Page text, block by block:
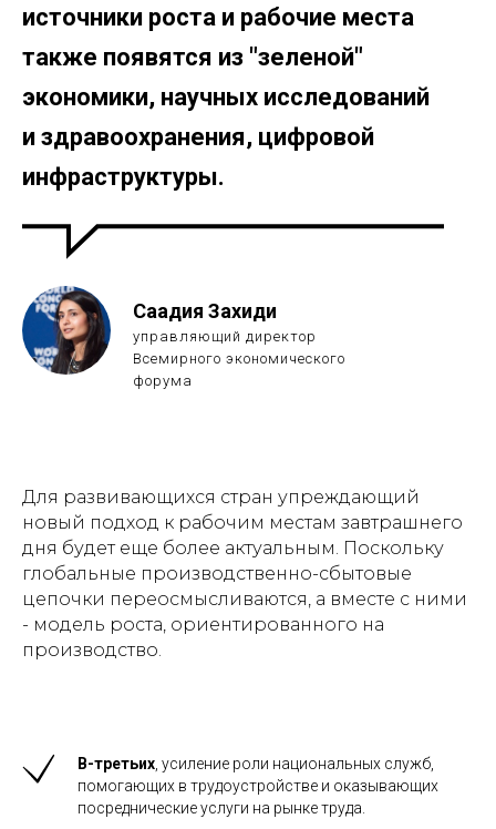
источники роста и рабочие места
также появятся из "зеленой"
экономики, научных исследований
и здравоохранения, цифровой
инфраструктуры.
Саадия Захиди
управляющий директор
Всемирного экономического
форума
Для развивающихся стран упреждающий
новый подход к рабочим местам завтрашнего
дня будет еще более актуальным. Поскольку
глобальные производственно-сбытовые
цепочки переосмысливаются, а вместе с ними
- модель роста, ориентированного на
производство.
В-третьих , усиление роли национальных служб,
помогающих в трудоустройстве и оказывающих
посреднические услуги на рынке труда.